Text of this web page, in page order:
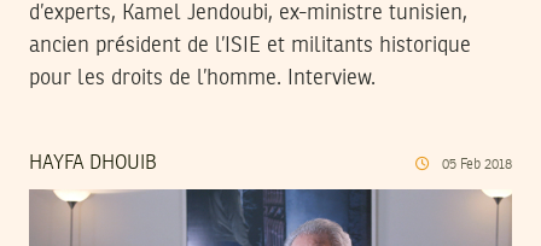
d’experts, Kamel Jendoubi, ex-ministre tunisien,
ancien président de l’ISIE et militants historique
pour les droits de l’homme. Interview.
HAYFA DHOUIB 05 Feb 2018